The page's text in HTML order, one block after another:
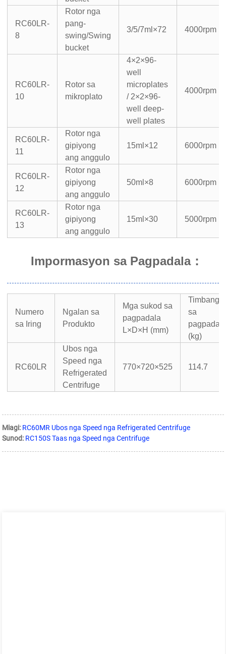
RC60LR-
8
Rotor nga
pang-
swing/Swing
bucket
3/5/7ml×72 4000rpm
RC60LR-
10
Rotor sa
mikroplato
4×2×96-
well
microplates
/ 2×2×96-
well deep-
well plates
4000rpm
RC60LR-
11
Rotor nga
gipiyong
ang anggulo
15ml×12 6000rpm
RC60LR-
12
Rotor nga
gipiyong
ang anggulo
50ml×8 6000rpm
RC60LR-
13
Rotor nga
gipiyong
ang anggulo
15ml×30 5000rpm
Impormasyon sa Pagpadala：
Numero
sa Iring
Ngalan sa
Produkto
Mga sukod sa
pagpadala
L×D×H (mm)
Timbang
sa
(kg)
RC60LR
Ubos nga
Speed ​​nga
Refrigerated
Centrifuge
770×720×525 114.7
Miagi: RC60MR Ubos nga Speed ​​nga Refrigerated Centrifuge
Sunod: RC150S Taas nga Speed ​​nga Centrifuge